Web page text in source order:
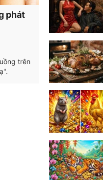
phát
trên